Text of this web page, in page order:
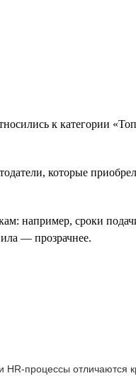
к категории
которые
например, сроки
— прозрачнее.
процессы отличаются